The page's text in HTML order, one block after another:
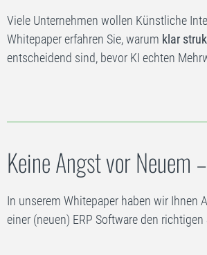
Viele Unternehmen wollen Künstliche
Whitepaper erfahren Sie, warum klar
entscheidend sind, bevor KI echten
Keine Angst vor Neuem
In unserem Whitepaper haben wir Ihnen
einer (neuen) ERP Software den